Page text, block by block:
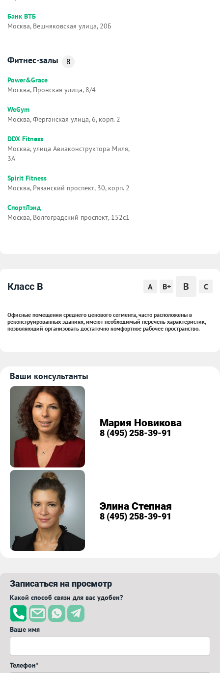
Банк ВТБ
Москва, Вешняковская улица, 20Б
Фитнес-залы 8
Power&Grace
Москва, Пронская улица, 8/4
WeGym
Москва, Ферганская улица, 6, корп. 2
DDX Fitness
Москва, улица Авиаконструктора Миля,
3А
Spirit Fitness
Москва, Рязанский проспект, 30, корп. 2
СпортЛэнд
Москва, Волгоградский проспект, 152с1
Класс B A B+ B C
Офисные помещения среднего ценового сегмента, часто расположены в
реконструированных зданиях, имеют необходимый перечень характеристик,
позволяющий организовать достаточно комфортное рабочее пространство.
Ваши консультанты
Мария Новикова
8 (495) 258-39-91
Элина Степная
8 (495) 258-39-91
Записаться на просмотр
Какой способ связи для вас удобен?
Ваше имя
Телефон*